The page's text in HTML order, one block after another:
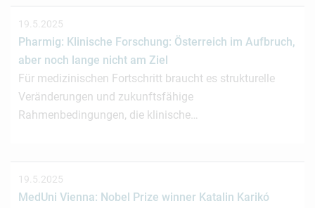
19.5.2025
Pharmig: Klinische Forschung: Österreich im Aufbruch,
aber noch lange nicht am Ziel
Für medizinischen Fortschritt braucht es strukturelle
Veränderungen und zukunftsfähige
Rahmenbedingungen, die klinische…
19.5.2025
MedUni Vienna: Nobel Prize winner Katalin Karikó